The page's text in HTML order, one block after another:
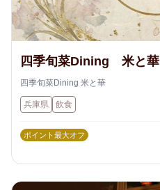
四季旬菜Dining 米と華
四季旬菜Dining 米と華
兵庫県 飲食
ポイント最大オフ